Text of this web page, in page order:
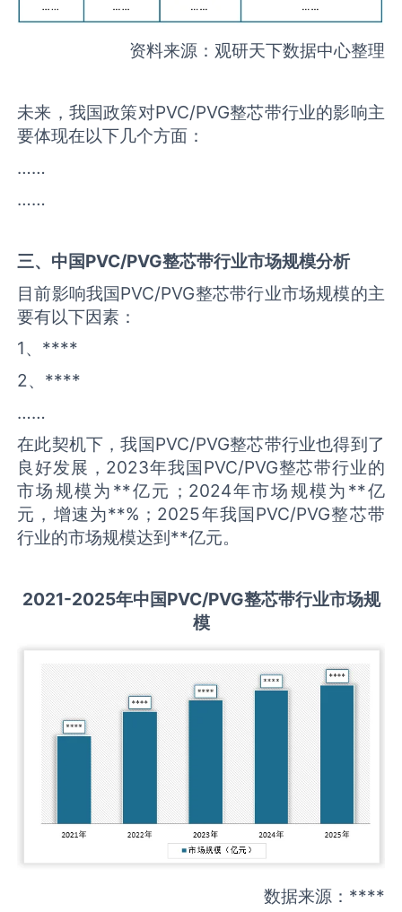
资料来源：观研天下数据中心整理
未来，我国政策对PVC/PVG整芯带行业的影响主
要体现在以下几个方面：
……
……
三、中国PVC/PVG整芯带行业市场规模分析
目前影响我国PVC/PVG整芯带行业市场规模的主
要有以下因素：
1、****
2、****
……
在此契机下，我国PVC/PVG整芯带行业也得到了
良好发展，2023年我国PVC/PVG整芯带行业的
市场规模为**亿元；2024年市场规模为**亿
元，增速为**%；2025年我国PVC/PVG整芯带
行业的市场规模达到**亿元。
2021-2025年中国PVC/PVG整芯带行业市场规
模
数据来源：****